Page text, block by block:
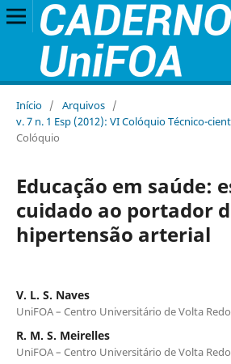
Início / Arquivos /
v. 7 n. 1 Esp (2012): VI Colóquio Técnico-
Colóquio
Educação em saúde:
cuidado ao portador
hipertensão arterial
V. L. S. Naves
UniFOA – Centro Universitário de Volta
R. M. S. Meirelles
UniFOA – Centro Universitário de Volta